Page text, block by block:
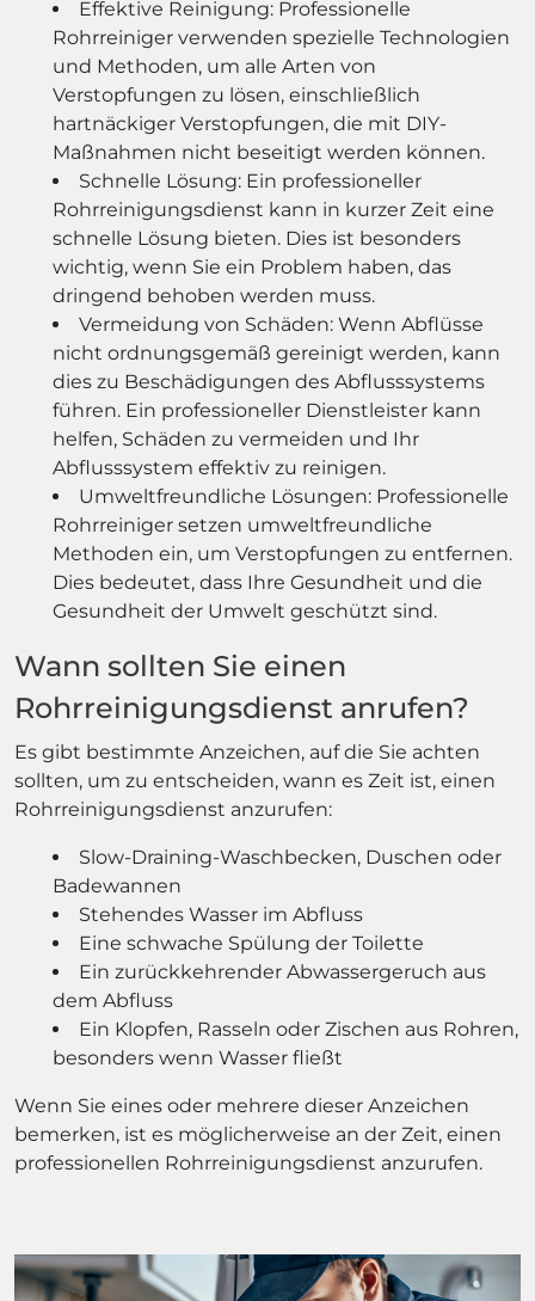
Effektive Reinigung: Professionelle
Rohrreiniger verwenden spezielle Technologien
und Methoden, um alle Arten von
Verstopfungen zu lösen, einschließlich
hartnäckiger Verstopfungen, die mit DIY-
Maßnahmen nicht beseitigt werden können.
Schnelle Lösung: Ein professioneller
Rohrreinigungsdienst kann in kurzer Zeit eine
schnelle Lösung bieten. Dies ist besonders
wichtig, wenn Sie ein Problem haben, das
dringend behoben werden muss.
Vermeidung von Schäden: Wenn Abflüsse
nicht ordnungsgemäß gereinigt werden, kann
dies zu Beschädigungen des Abflusssystems
führen. Ein professioneller Dienstleister kann
helfen, Schäden zu vermeiden und Ihr
Abflusssystem effektiv zu reinigen.
Umweltfreundliche Lösungen: Professionelle
Rohrreiniger setzen umweltfreundliche
Methoden ein, um Verstopfungen zu entfernen.
Dies bedeutet, dass Ihre Gesundheit und die
Gesundheit der Umwelt geschützt sind.
Wann sollten Sie einen
Rohrreinigungsdienst anrufen?
Es gibt bestimmte Anzeichen, auf die Sie achten
sollten, um zu entscheiden, wann es Zeit ist, einen
Rohrreinigungsdienst anzurufen:
Slow-Draining-Waschbecken, Duschen oder
Badewannen
Stehendes Wasser im Abfluss
Eine schwache Spülung der Toilette
Ein zurückkehrender Abwassergeruch aus
dem Abfluss
Ein Klopfen, Rasseln oder Zischen aus Rohren,
besonders wenn Wasser fließt
Wenn Sie eines oder mehrere dieser Anzeichen
bemerken, ist es möglicherweise an der Zeit, einen
professionellen Rohrreinigungsdienst anzurufen.